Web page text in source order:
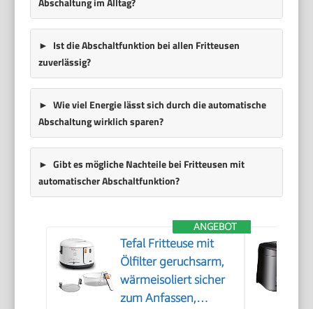
Ist die Abschaltfunktion bei allen Fritteusen
zuverlässig?
Wie viel Energie lässt sich durch die automatische
Abschaltung wirklich sparen?
Gibt es mögliche Nachteile bei Fritteusen mit
automatischer Abschaltfunktion?
ANGEBOT
Tefal Fritteuse mit
Ölfilter geruchsarm,
wärmeisoliert sicher
zum Anfassen,